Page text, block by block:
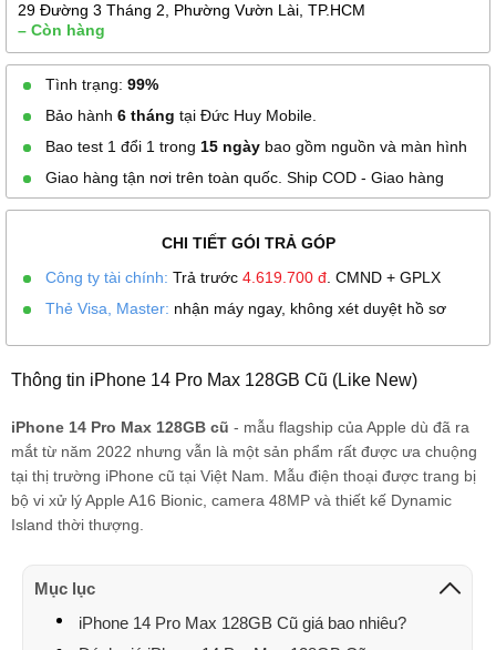
29 Đường 3 Tháng 2, Phường Vườn Lài, TP.HCM
– Còn hàng
Tình trạng: 99%
Bảo hành 6 tháng tại Đức Huy Mobile.
Bao test 1 đổi 1 trong 15 ngày bao gồm nguồn và màn hình
Giao hàng tận nơi trên toàn quốc. Ship COD - Giao hàng
CHI TIẾT GÓI TRẢ GÓP
Công ty tài chính: Trả trước 4.619.700 đ . CMND + GPLX
Thẻ Visa, Master: nhận máy ngay, không xét duyệt hồ sơ
Thông tin iPhone 14 Pro Max 128GB Cũ (Like New)
iPhone 14 Pro Max 128GB cũ - mẫu flagship của Apple dù đã ra
mắt từ năm 2022 nhưng vẫn là một sản phẩm rất được ưa chuộng
tại thị trường iPhone cũ tại Việt Nam. Mẫu điện thoại được trang bị
bộ vi xử lý Apple A16 Bionic, camera 48MP và thiết kế Dynamic
Island thời thượng.
Mục lục
iPhone 14 Pro Max 128GB Cũ giá bao nhiêu?